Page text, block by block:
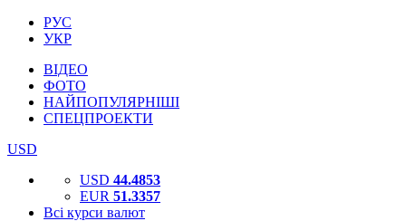
РУС
УКР
ВІДЕО
ФОТО
НАЙПОПУЛЯРНІШІ
СПЕЦПРОЕКТИ
USD
USD 44.4853
EUR 51.3357
Всі курси валют